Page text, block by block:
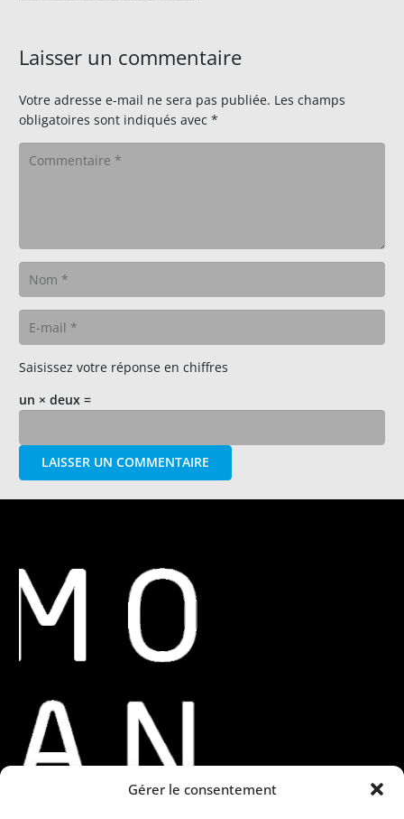
Gérer le consentement
Laisser un commentaire
Votre adresse e-mail ne sera pas publiée. Les champs
obligatoires sont indiqués avec *
Saisissez votre réponse en chiffres
un × deux =
LAISSER UN COMMENTAIRE